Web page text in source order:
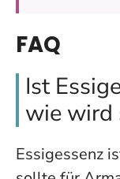
FAQ
Ist
wie wird
Essigessenz